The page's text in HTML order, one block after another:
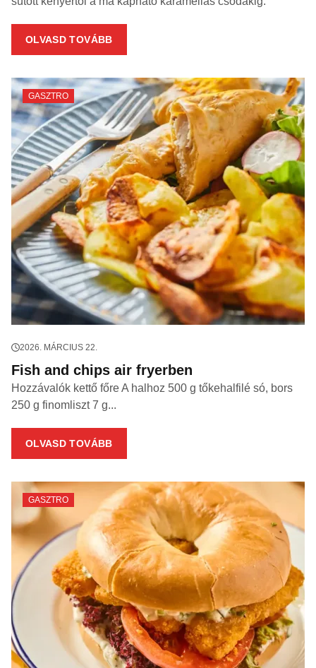
OLVASD TOVÁBB
GASZTRO
2026. MÁRCIUS 22.
Fish and chips air fryerben
Hozzávalók kettő főre A halhoz 500 g tőkehalfilé só, bors
250 g finomliszt 7 g...
OLVASD TOVÁBB
GASZTRO